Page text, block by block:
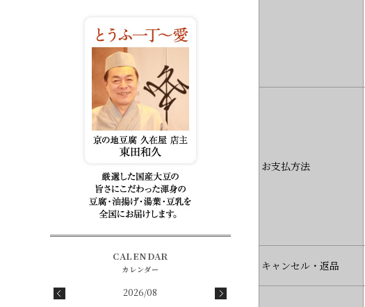
お支払方法
キャンセル・返品
2026/08